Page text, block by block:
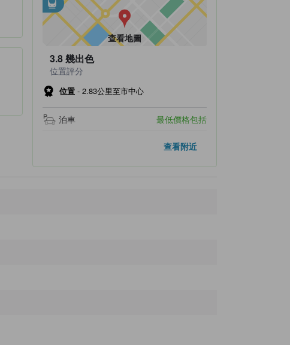
• 約0.86公里可至Deyama
• 約1.26公里可至箱根登山鐵道 塔之澤站
查看地圖
3.8幾出色
位置評分
位置 - 2.83公里至市中心
泊車 最低價格包括
查看附近